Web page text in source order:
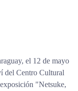
el 12 de mayo
del Centro Cultural
"Netsuke,